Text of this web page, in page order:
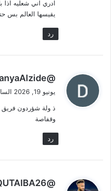
ادري اني شعليه اذا
يقيسها العالم بس
رد
ي
ل
@DanyaAlzide
يونيو 19, 2026 الساعة 9:54 ص
ذ ولة شؤردون
وقفاصة
رد
ي
@QUTAIBA26